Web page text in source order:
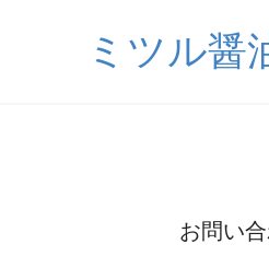
ミツル醤
お問い